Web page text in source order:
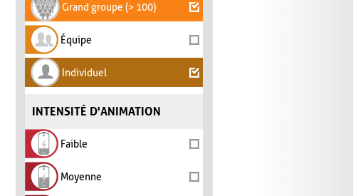
Grand groupe (> 100)
Équipe
Individuel
INTENSITÉ D'ANIMATION
Faible
Moyenne